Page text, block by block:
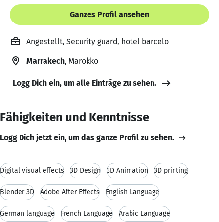
Ganzes Profil ansehen
Angestellt, Security guard, hotel barcelo
Marrakech, Marokko
Logg Dich ein, um alle Einträge zu sehen.
Fähigkeiten und Kenntnisse
Logg Dich jetzt ein, um das ganze Profil zu sehen.
Digital visual effects 3D Design 3D Animation 3D printing
Blender 3D Adobe After Effects English Language
German language French Language Arabic Language